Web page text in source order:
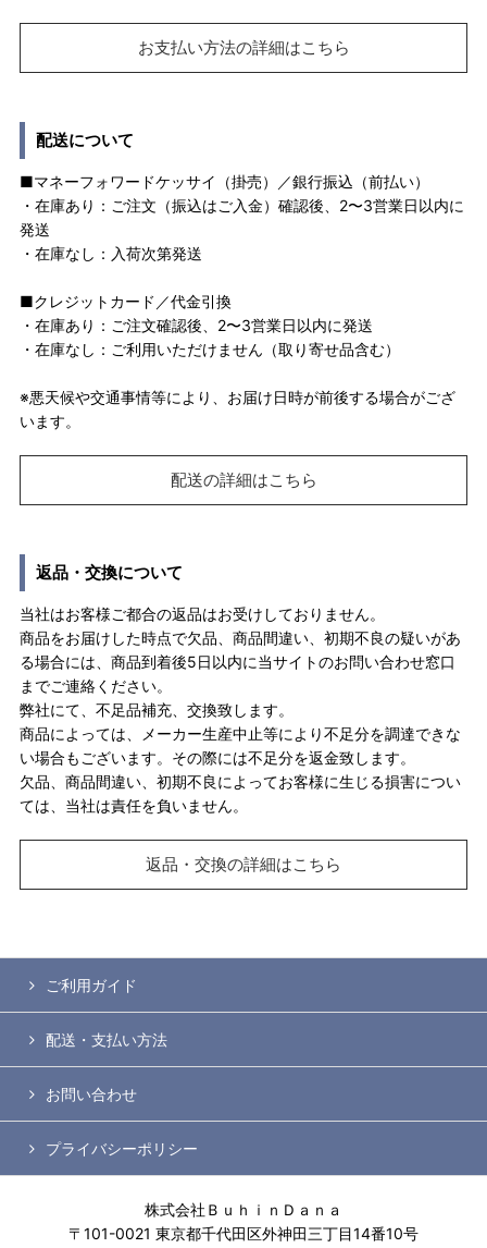
お支払い方法の詳細はこちら
配送について
■マネーフォワードケッサイ（掛売）／銀行振込（前払い）
・在庫あり：ご注文（振込はご入金）確認後、2〜3営業日以内に
発送
・在庫なし：入荷次第発送
■クレジットカード／代金引換
・在庫あり：ご注文確認後、2〜3営業日以内に発送
・在庫なし：ご利用いただけません（取り寄せ品含む）
※悪天候や交通事情等により、お届け日時が前後する場合がござ
います。
配送の詳細はこちら
返品・交換について
当社はお客様ご都合の返品はお受けしておりません。
商品をお届けした時点で欠品、商品間違い、初期不良の疑いがあ
る場合には、商品到着後5日以内に当サイトのお問い合わせ窓口
までご連絡ください。
弊社にて、不足品補充、交換致します。
商品によっては、メーカー生産中止等により不足分を調達できな
い場合もございます。その際には不足分を返金致します。
欠品、商品間違い、初期不良によってお客様に生じる損害につい
ては、当社は責任を負いません。
返品・交換の詳細はこちら
ご利用ガイド
配送・支払い方法
お問い合わせ
プライバシーポリシー
株式会社ＢｕｈｉｎＤａｎａ
〒101-0021 東京都千代田区外神田三丁目14番10号